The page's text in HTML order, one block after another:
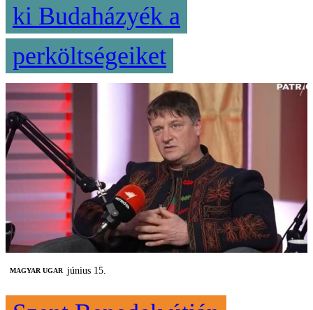
ki Budaházyék a
perköltségeiket
MAGYAR UGAR június 15.